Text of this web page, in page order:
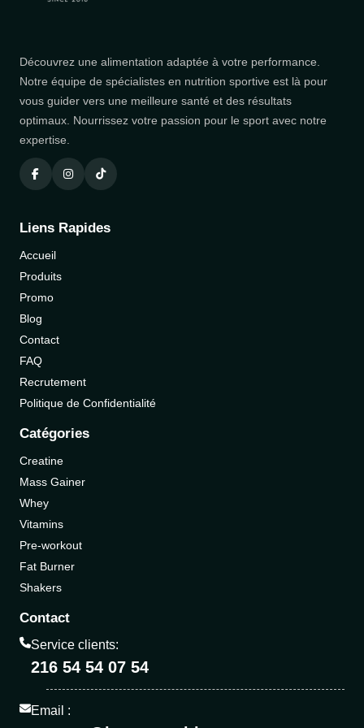
Découvrez une alimentation adaptée à votre performance.
Notre équipe de spécialistes en nutrition sportive est là pour
vous guider vers une meilleure santé et des résultats
optimaux. Nourrissez votre passion pour le sport avec notre
expertise.
Liens Rapides
Accueil
Produits
Promo
Blog
Contact
FAQ
Recrutement
Politique de Confidentialité
Catégories
Creatine
Mass Gainer
Whey
Vitamins
Pre-workout
Fat Burner
Shakers
Contact
Service clients:
216 54 54 07 54
Email :